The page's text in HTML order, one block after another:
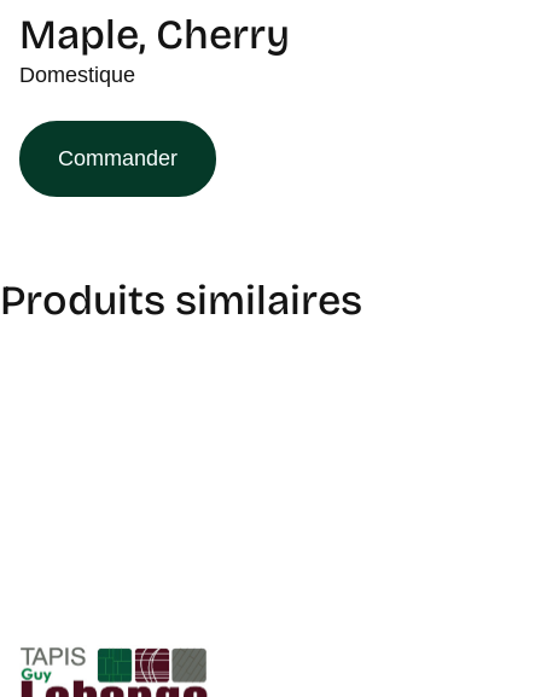
Maple, Cherry
Domestique
Commander
Produits similaires